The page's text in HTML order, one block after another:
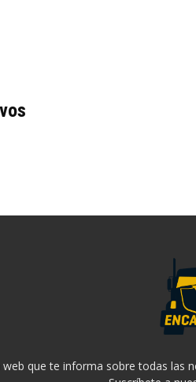
web que te informa sobre todas las